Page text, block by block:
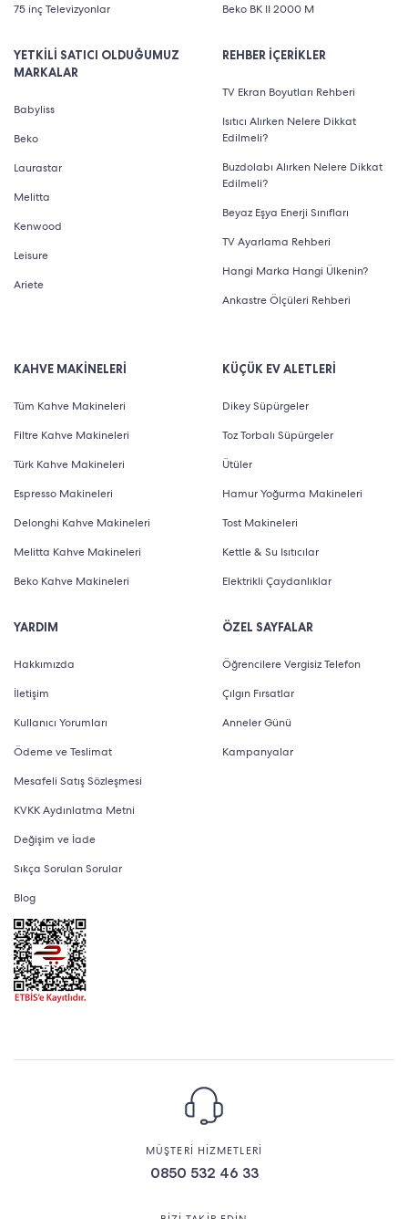
75 inç Televizyonlar
YETKİLİ SATICI OLDUĞUMUZ
MARKALAR
Babyliss
Beko
Laurastar
Melitta
Kenwood
Leisure
Ariete
Beko BK II 2000 M
REHBER İÇERİKLER
TV Ekran Boyutları Rehberi
Isıtıcı Alırken Nelere Dikkat
Edilmeli?
Buzdolabı Alırken Nelere Dikkat
Edilmeli?
Beyaz Eşya Enerji Sınıfları
TV Ayarlama Rehberi
Hangi Marka Hangi Ülkenin?
Ankastre Ölçüleri Rehberi
KAHVE MAKİNELERİ
Tüm Kahve Makineleri
Filtre Kahve Makineleri
Türk Kahve Makineleri
Espresso Makineleri
Delonghi Kahve Makineleri
Melitta Kahve Makineleri
Beko Kahve Makineleri
YARDIM
Hakkımızda
İletişim
Kullanıcı Yorumları
Ödeme ve Teslimat
Mesafeli Satış Sözleşmesi
KVKK Aydınlatma Metni
Değişim ve İade
Sıkça Sorulan Sorular
Blog
KÜÇÜK EV ALETLERİ
Dikey Süpürgeler
Toz Torbalı Süpürgeler
Ütüler
Hamur Yoğurma Makineleri
Tost Makineleri
Kettle & Su Isıtıcılar
Elektrikli Çaydanlıklar
ÖZEL SAYFALAR
Öğrencilere Vergisiz Telefon
Çılgın Fırsatlar
Anneler Günü
Kampanyalar
MÜŞTERİ HİZMETLERİ
0850 532 46 33